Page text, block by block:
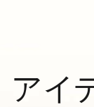
アイ